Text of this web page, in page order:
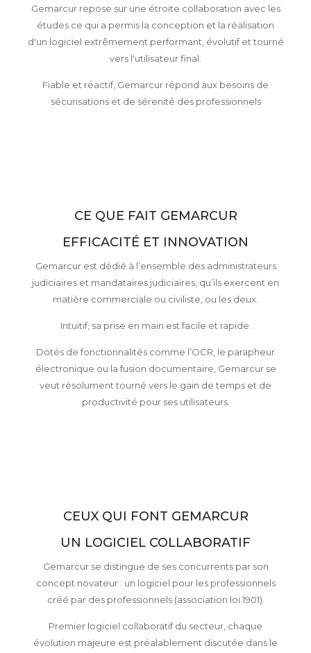
Gemarcur repose sur une étroite collaboration avec les
études ce qui a permis la conception et la réalisation
d'un logiciel extrêmement performant, évolutif et tourné
vers l'utilisateur final.
Fiable et réactif, Gemarcur répond aux besoins de
sécurisations et de sérenité des professionnels
CE QUE FAIT GEMARCUR
EFFICACITÉ ET INNOVATION
Gemarcur est dédié à l’ensemble des administrateurs
judiciaires et mandataires judiciaires, qu’ils exercent en
matière commerciale ou civiliste, ou les deux.
Intuitif, sa prise en main est facile et rapide.
Dotés de fonctionnalités comme l’OCR, le parapheur
électronique ou la fusion documentaire, Gemarcur se
veut résolument tourné vers le gain de temps et de
productivité pour ses utilisateurs.
CEUX QUI FONT GEMARCUR
UN LOGICIEL COLLABORATIF
Gemarcur se distingue de ses concurrents par son
concept novateur : un logiciel pour les professionnels
créé par des professionnels (association loi 1901).
Premier logiciel collaboratif du secteur, chaque
évolution majeure est préalablement discutée dans le